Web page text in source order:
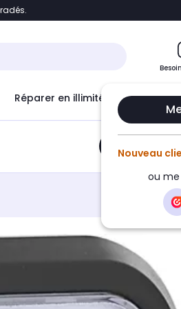
Accéder directement au
Nouveau
ou
Réparer en illimité avec Le Club
Ajouter au